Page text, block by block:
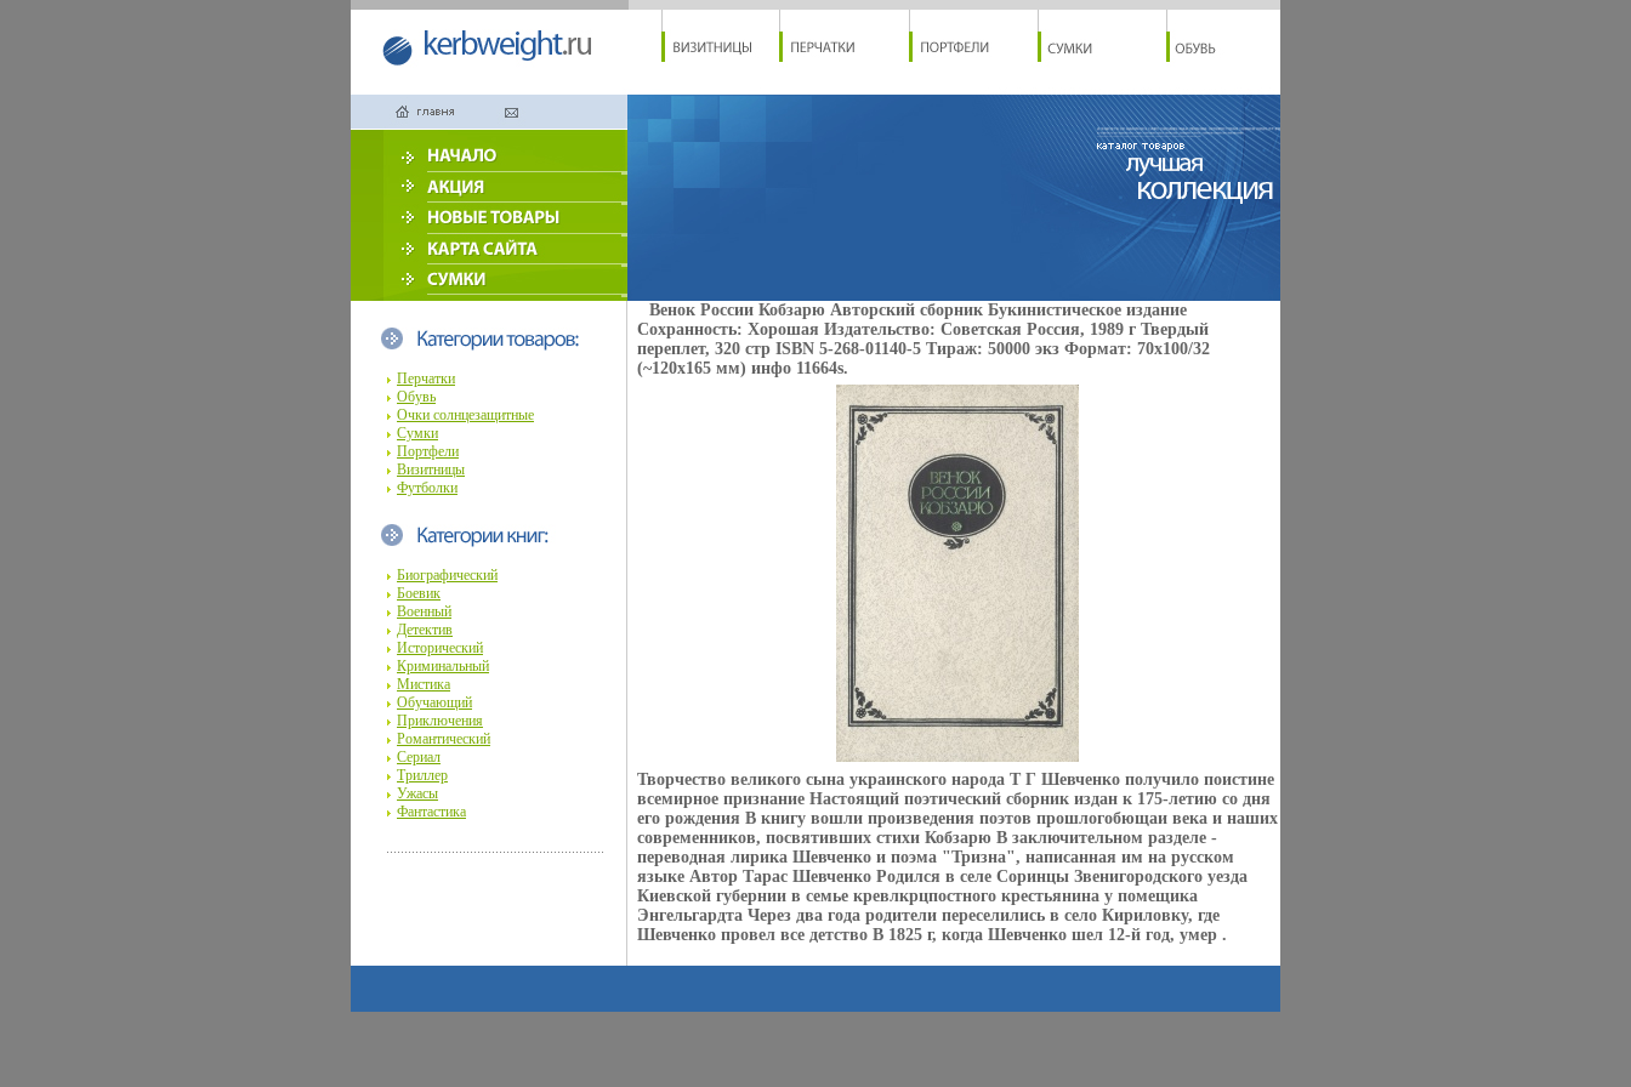
Перчатки
Обувь
Очки солнцезащитные
Сумки
Портфели
Визитницы
Футболки
Венок России Кобзарю Авторский сборник Букинистическое издание
Сохранность: Хорошая Издательство: Советская Россия, 1989 г Твердый
переплет, 320 стр ISBN 5-268-01140-5 Тираж: 50000 экз Формат: 70x100/32
(~120х165 мм) инфо 11664s.
Творчество великого сына украинского народа Т Г Шевченко получило поистине
всемирное признание Настоящий поэтический сборник издан к 175-летию со дня
его рождения В книгу вошли произведения поэтов прошлогобющаи века и наших
современников, посвятивших стихи Кобзарю В заключительном разделе -
переводная лирика Шевченко и поэма "Тризна", написанная им на русском
языке Автор Тарас Шевченко Родился в селе Соринцы Звенигородского уезда
Киевской губернии в семье кревлкрцпостного крестьянина у помещика
Энгельгардта Через два года родители переселились в село Кириловку, где
Шевченко провел все детство В 1825 г, когда Шевченко шел 12-й год, умер .
Биографический
Боевик
Военный
Детектив
Исторический
Криминальный
Мистика
Обучающий
Приключения
Романтический
Сериал
Триллер
Ужасы
Фантастика